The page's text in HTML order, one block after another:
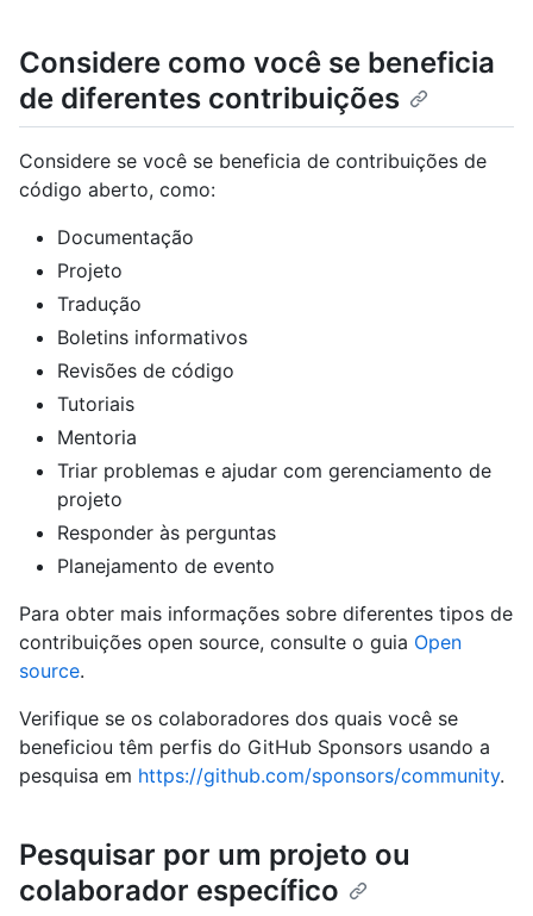
Considere como você se beneficia
de diferentes contribuições
Considere se você se beneficia de contribuições de
código aberto, como:
Documentação
Projeto
Tradução
Boletins informativos
Revisões de código
Tutoriais
Mentoria
Triar problemas e ajudar com gerenciamento de
projeto
Responder às perguntas
Planejamento de evento
Para obter mais informações sobre diferentes tipos de
contribuições open source, consulte o guia Open
source.
Verifique se os colaboradores dos quais você se
beneficiou têm perfis do GitHub Sponsors usando a
pesquisa em https://github.com/sponsors/community.
Pesquisar por um projeto ou
colaborador específico